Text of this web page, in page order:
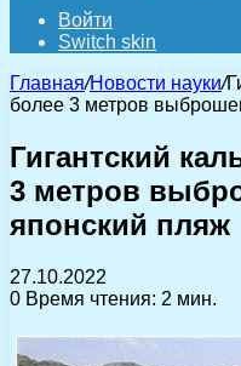
Войти
Switch skin
Главная/Новости науки/
более 3 метров
Гигантский
3 метров
японский пляж
27.10.2022
0 Время чтения: 2 мин.